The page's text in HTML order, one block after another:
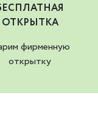
ОТКРЫТКА
фирменную
открытку